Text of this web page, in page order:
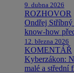
9. dubna 2026
ROZHOVOR
Ondřej Stříbný
know-how
12. března 2026
KOMENTÁŘ
Kyberzákon:
malé a střední